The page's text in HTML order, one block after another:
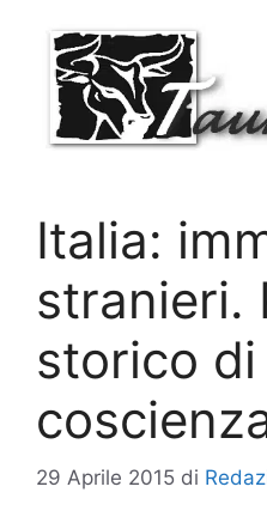
contenuto
Italia:
stranieri.
storico di
29 Aprile 2015 di